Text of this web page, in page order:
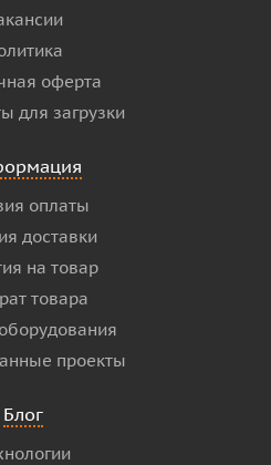
оферта
для загрузки
оплаты
доставки
на товар
товара
проекты
Блог